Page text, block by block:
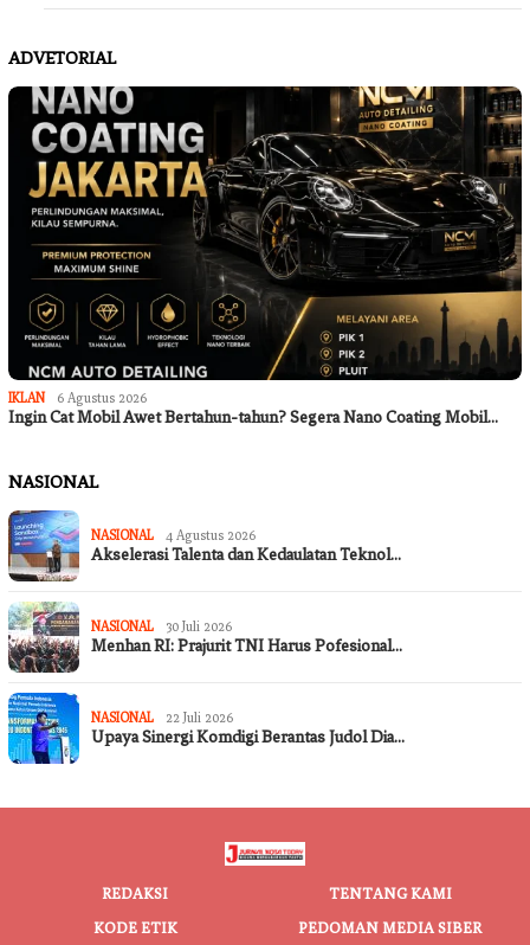
ADVETORIAL
IKLAN 6 Agustus 2026
Ingin Cat Mobil Awet Bertahun-tahun? Segera Nano Coating Mobil…
NASIONAL
NASIONAL 4 Agustus 2026
Akselerasi Talenta dan Kedaulatan Teknol…
NASIONAL 30 Juli 2026
Menhan RI: Prajurit TNI Harus Pofesional…
NASIONAL 22 Juli 2026
Upaya Sinergi Komdigi Berantas Judol Dia…
REDAKSI
TENTANG KAMI
KODE ETIK
PEDOMAN MEDIA SIBER